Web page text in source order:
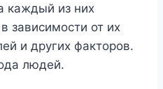
каждый из них
зависимости от их
и других факторов.
людей.